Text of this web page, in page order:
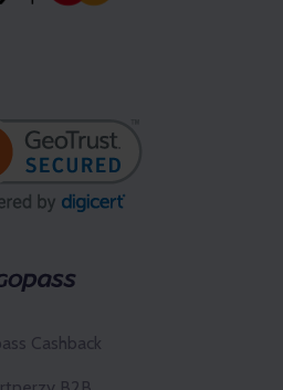
Cashback